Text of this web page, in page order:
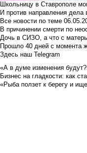
Школьницу в Ставрополе
И против направления дела
Все новости по теме
В причинении смерти по
Дочь в СИЗО, а что с
Прошло 40 дней с момента
Здесь наш Telegram
«А в думе изменения
Бизнес на гладкости: как
«Рыба ползет к берегу и